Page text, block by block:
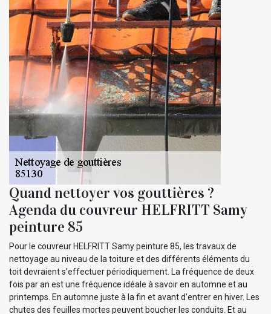
Quand nettoyer vos gouttières ?
Agenda du couvreur HELFRITT Samy
peinture 85
Pour le couvreur HELFRITT Samy peinture 85, les travaux de
nettoyage au niveau de la toiture et des différents éléments du
toit devraient s’effectuer périodiquement. La fréquence de deux
fois par an est une fréquence idéale à savoir en automne et au
printemps. En automne juste à la fin et avant d’entrer en hiver. Les
chutes des feuilles mortes peuvent boucher les conduits. Et au